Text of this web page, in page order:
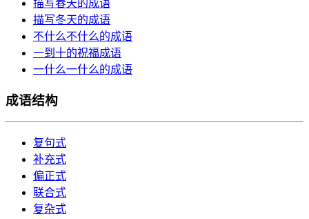
描写春天的成语
描写冬天的成语
不什么不什么的成语
一到十的祝福成语
一什么一什么的成语
成语结构
复句式
补充式
偏正式
联合式
复杂式